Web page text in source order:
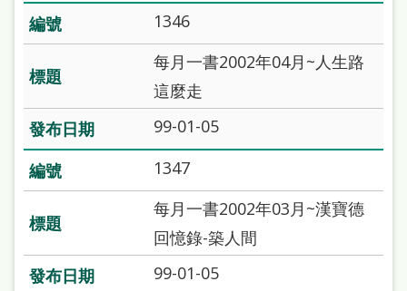
通
陳
情
統
English
本
語
1346
每月一書2002年04月~人生路
這麼走
99-01-05
1347
每月一書2002年03月~漢寶德
回憶錄-築人間
99-01-05